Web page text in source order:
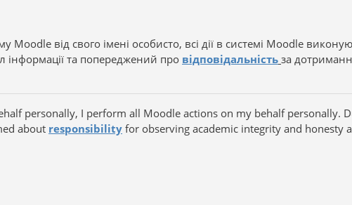
Moodle від свого імені особисто, всі дії в системі Moodle виконую
та попереджений про відповідальність за
personally, I perform all Moodle actions on my behalf personally.
about responsibility for observing academic integrity and